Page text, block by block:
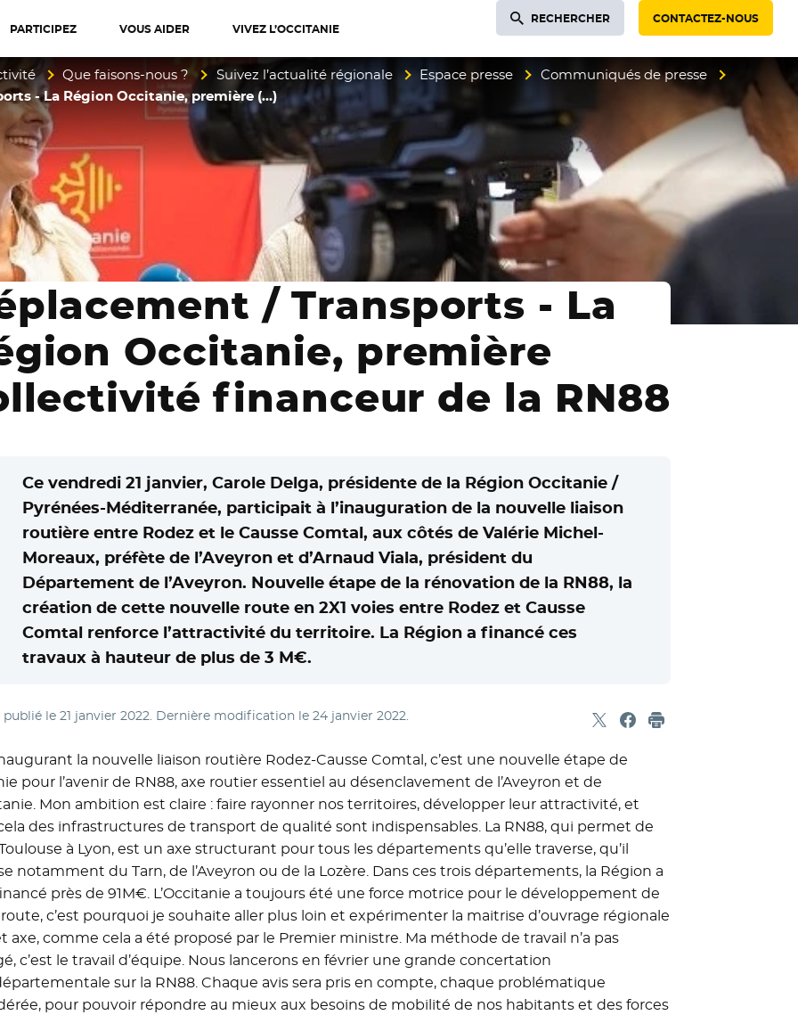
PARTICIPEZ VOUS AIDER VIVEZ L’OCCITANIE
RECHERCHER CONTACTEZ-NOUS
Que faisons-nous ? Suivez l’actualité régionale Espace presse
Communiqués de presse
- La Région Occitanie, première (…)
/ Transports - La
Occitanie, première
financeur de la RN88
Ce vendredi 21 janvier, Carole Delga, présidente de la Région Occitanie /
Pyrénées-Méditerranée, participait à l’inauguration de la nouvelle liaison
routière entre Rodez et le Causse Comtal, aux côtés de Valérie Michel-
Moreaux, préfète de l’Aveyron et d’Arnaud Viala, président du
Département de l’Aveyron. Nouvelle étape de la rénovation de la RN88, la
création de cette nouvelle route en 2X1 voies entre Rodez et Causse
Comtal renforce l’attractivité du territoire. La Région a financé ces
travaux à hauteur de plus de 3 M€.
le 21 janvier 2022. Dernière modification le 24 janvier 2022.
Partager sur X
- Nouvelle fenêtre
Partager sur Facebook
- Nouvelle fenêtre
Imprimer
la nouvelle liaison routière Rodez-Causse Comtal, c’est une nouvelle étape de
pour l’avenir de RN88, axe routier essentiel au désenclavement de l’Aveyron et de
Mon ambition est claire : faire rayonner nos territoires, développer leur attractivité, et
des infrastructures de transport de qualité sont indispensables. La RN88, qui permet de
à Lyon, est un axe structurant pour tous les départements qu’elle traverse, qu’il
notamment du Tarn, de l’Aveyron ou de la Lozère. Dans ces trois départements, la Région a
près de 91M€. L’Occitanie a toujours été une force motrice pour le développement de
c’est pourquoi je souhaite aller plus loin et expérimenter la maitrise d’ouvrage régionale
axe, comme cela a été proposé par le Premier ministre. Ma méthode de travail n’a pas
c’est le travail d’équipe. Nous lancerons en février une grande concertation
sur la RN88. Chaque avis sera pris en compte, chaque problématique
pour pouvoir répondre au mieux aux besoins de mobilité de nos habitants et des forces